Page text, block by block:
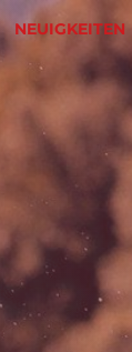
NEUIGKEITEN